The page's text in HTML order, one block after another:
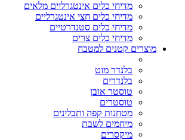
מדיחי כלים אינטגרליים מלאים
מדיחי כלים חצי אינטגרליים
מדיחי כלים סטנדרטיים
מדיחי כלים צרים
מוצרים קטנים למטבח
בלנדר מוט
בלנדרים
טוסטר אובן
טוסטרים
מטחנות קפה ותבלינים
מיחמים לשבת
מיקסרים